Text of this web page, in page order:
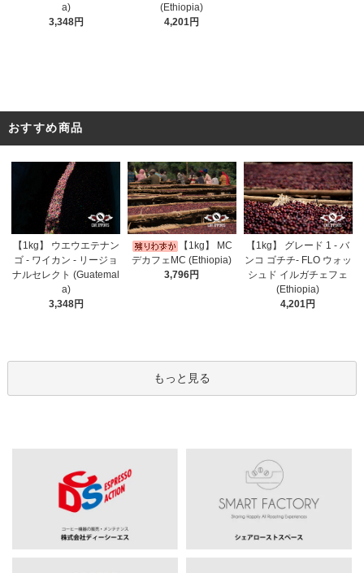
a)
3,348円
(Ethiopia)
4,201円
おすすめ商品
【1kg】 ウエウエテナン
ゴ - ワイカン - リージョ
ナルセレクト (Guatemal
a)
3,348円
【1kg】 MC
デカフェMC (Ethiopia)
3,796円
【1kg】 グレード 1 - バ
ンコ ゴチチ- FLO ウォッ
シュド イルガチェフェ
(Ethiopia)
4,201円
もっと見る